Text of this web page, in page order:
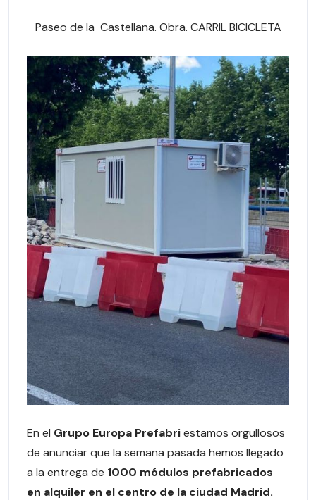
Paseo de la Castellana. Obra. CARRIL BICICLETA
En el Grupo Europa Prefabriestamos orgullosos
de anunciar que la semana pasada hemos llegado
a la entrega de 1000 módulos prefabricados
en alquiler en el centro de la ciudad Madrid.